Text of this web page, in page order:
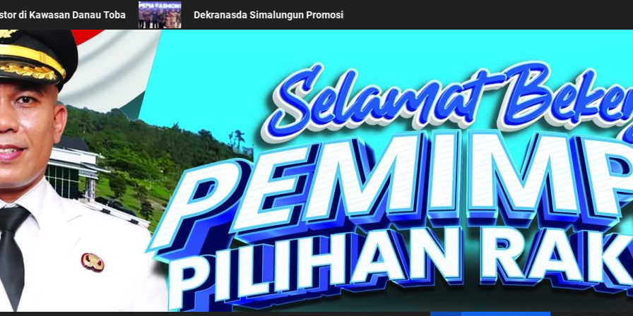
Khas Daerah di Acara BTN Indonesia Fashion Week 2026 Keseriusan Pemkab Simalungun bersama Kemendagri Kawal
Simalungun